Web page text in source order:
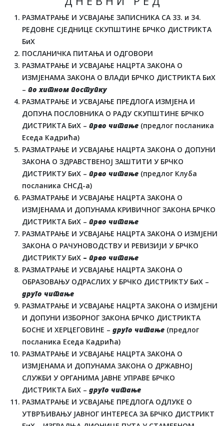
РАЗМАТРАЊЕ И УСВАЈАЊЕ ЗАПИСНИКА СА 33. и 34.
РЕДОВНЕ СЈЕДНИЦЕ СКУПШТИНЕ БРЧКО ДИСТРИКТА
БиХ
ПОСЛАНИЧКА ПИТАЊА И ОДГОВОРИ
РАЗМАТРАЊЕ И УСВАЈАЊЕ НАЦРТА ЗАКОНА О
ИЗМЈЕНАМА ЗАКОНА О ВЛАДИ БРЧКО ДИСТРИКТА БиХ
– по хитном поступку
РАЗМАТРАЊЕ И УСВАЈАЊЕ ПРЕДЛОГА ИЗМЈЕНА И
ДОПУНА ПОСЛОВНИКА О РАДУ СКУПШТИНЕ БРЧКО
ДИСТРИКТА БиХ – прво читање (предлог посланика
Еседа Кадрића)
РАЗМАТРАЊЕ И УСВАЈАЊЕ НАЦРТА ЗАКОНА О ДОПУНИ
ЗАКОНА О ЗДРАВСТВЕНОЈ ЗАШТИТИ У БРЧКО
ДИСТРИКТУ БиХ – прво читање (предлог Клуба
посланика СНСД-а)
РАЗМАТРАЊЕ И УСВАЈАЊЕ НАЦРТА ЗАКОНА О
ИЗМЈЕНАМА И ДОПУНАМА КРИВИЧНОГ ЗАКОНА БРЧКО
ДИСТРИКТА БиХ – прво читање
РАЗМАТРАЊЕ И УСВАЈАЊЕ НАЦРТА ЗАКОНА О ИЗМЈЕНИ
ЗАКОНА О РАЧУНОВОДСТВУ И РЕВИЗИЈИ У БРЧКО
ДИСТРИКТУ БиХ – прво читање
РАЗМАТРАЊЕ И УСВАЈАЊЕ НАЦРТА ЗАКОНА О
ОБРАЗОВАЊУ ОДРАСЛИХ У БРЧКО ДИСТРИКТУ БиХ –
друго читање
РАЗМАТРАЊЕ И УСВАЈАЊЕ НАЦРТА ЗАКОНА О ИЗМЈЕНИ
И ДОПУНИ ИЗБОРНОГ ЗАКОНА БРЧКО ДИСТРИКТА
БОСНЕ И ХЕРЦЕГОВИНЕ – друго читање (предлог
посланика Еседа Кадрића)
РАЗМАТРАЊЕ И УСВАЈАЊЕ НАЦРТА ЗАКОНА О
ИЗМЈЕНАМА И ДОПУНАМА ЗАКОНА О ДРЖАВНОЈ
СЛУЖБИ У ОРГАНИМА ЈАВНЕ УПРАВЕ БРЧКО
ДИСТРИКТА БиХ – друго читање
РАЗМАТРАЊЕ И УСВАЈАЊЕ ПРЕДЛОГА ОДЛУКЕ О
УТВРЂИВАЊУ ЈАВНОГ ИНТЕРЕСА ЗА БРЧКО ДИСТРИКТ